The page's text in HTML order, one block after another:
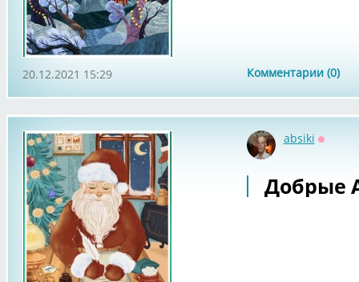
Комментарии (0)
20.12.2021 15:29
absiki
Добрые